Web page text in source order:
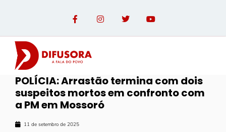
POLÍCIA: Arrastão termina com dois
suspeitos mortos em confronto com
a PM em Mossoró
11 de setembro de 2025